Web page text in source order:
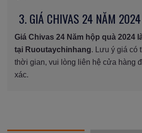
3. GIÁ CHIVAS 24 NĂM
Giá Chivas 24 Năm hộp quà 2024
tại Ruoutaychinhang. Lưu ý giá có
thời gian, vui lòng liên hệ cửa hàng
xác.